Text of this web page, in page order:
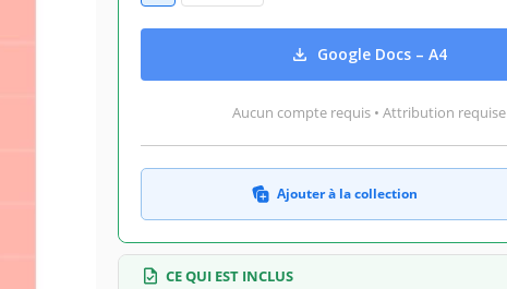
Google Docs – A4
Aucun compte requis • Attribution requise
Ajouter à la collection
CE QUI EST INCLUS